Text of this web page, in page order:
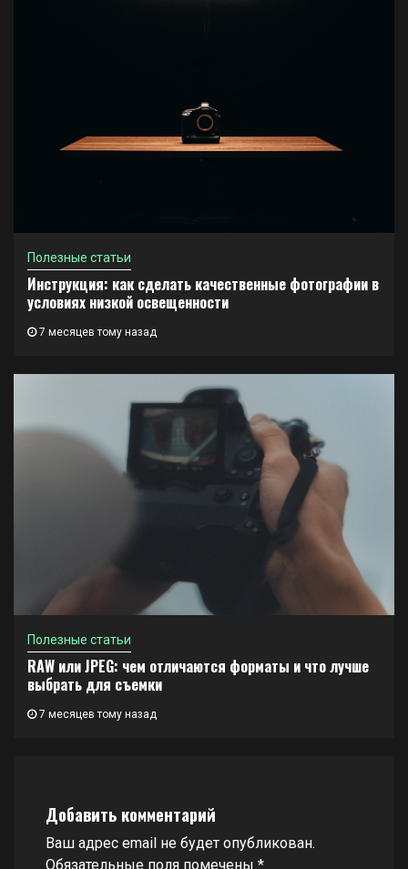
Полезные статьи
Инструкция: как сделать качественные фотографии в
условиях низкой освещенности
7 месяцев тому назад
Полезные статьи
RAW или JPEG: чем отличаются форматы и что лучше
выбрать для съемки
7 месяцев тому назад
Добавить комментарий
Ваш адрес email не будет опубликован.
Обязательные поля помечены *